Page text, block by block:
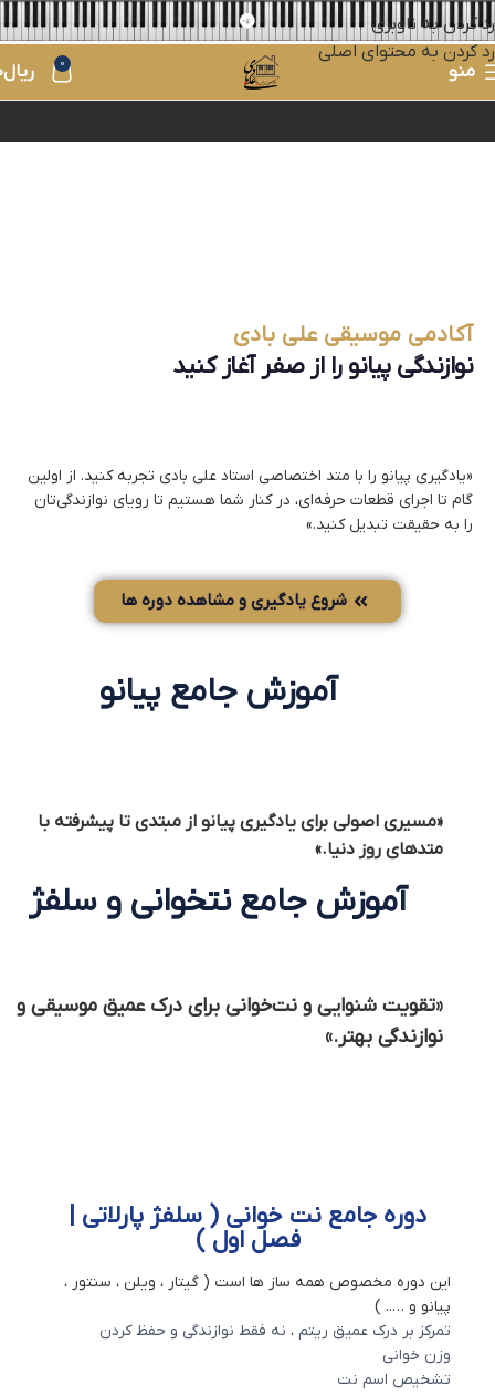
رد کردن به ناوبری
رد کردن به محتوای اصلی
منو
0 ریال
آکادمی موسیقی علی بادی
نوازندگی پیانو را از صفر آغاز کنید
«یادگیری پیانو را با متد اختصاصی استاد علی بادی تجربه کنید. از اولین
گام تا اجرای قطعات حرفه‌ای، در کنار شما هستیم تا رویای نوازندگی‌تان
را به حقیقت تبدیل کنید.»
شروع یادگیری و مشاهده دوره ها
آموزش جامع پیانو
«مسیری اصولی برای یادگیری پیانو از مبتدی تا پیشرفته با
متدهای روز دنیا.»
آموزش جامع نتخوانی و سلفژ
«تقویت شنوایی و نت‌خوانی برای درک عمیق موسیقی و
نوازندگی بهتر.»
دوره جامع نت خوانی ( سلفژ پارلاتی |
فصل اول )
این دوره مخصوص همه ساز ها است ( گیتار ، ویلن ، سنتور ،
پیانو و ….. )
تمرکز بر درک عمیق ریتم ، نه فقط نوازندگی و حفظ کردن
وزن خوانی
تشخیص اسم نت